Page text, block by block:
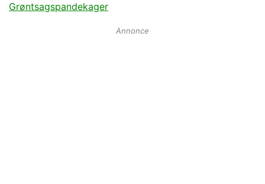
Grøntsagspandekager
Annonce